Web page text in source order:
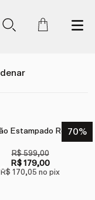
70%
Estampado Revoada
R$ 599,00
R$ 179,00
R$ 170,05 no pix